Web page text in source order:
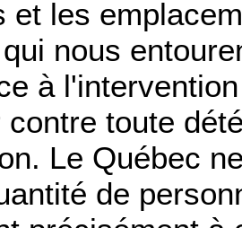
et les
nous
à
contre toute
Le Québec
de